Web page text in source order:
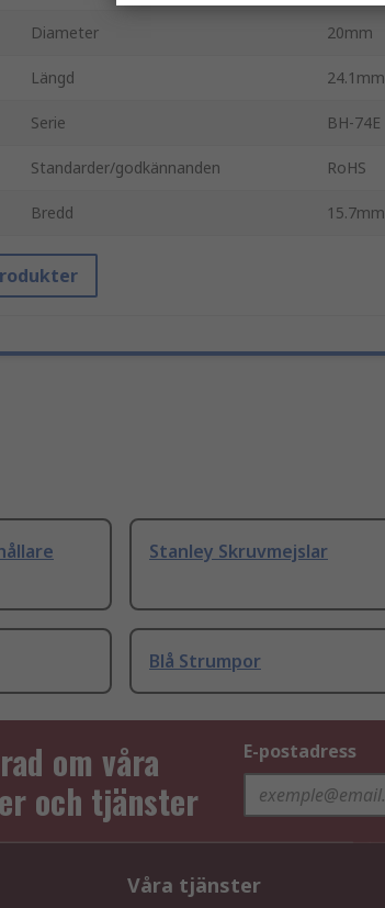
Diameter 20mm
Längd 24.1mm
Serie BH-74E
Standarder/godkännanden RoHS
Bredd 15.7mm
Stanley Skruvmejslar
Blå Strumpor
om våra
och tjänster
E-postadress
Våra tjänster